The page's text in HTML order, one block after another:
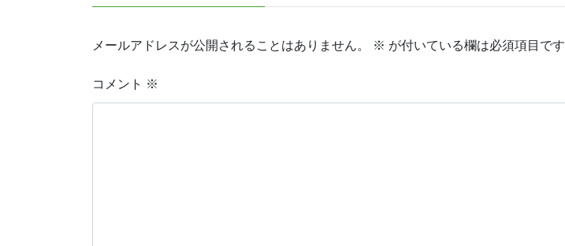
メールアドレスが公開されることはありません。 ※ が付いている欄は必須項目です
コメント ※